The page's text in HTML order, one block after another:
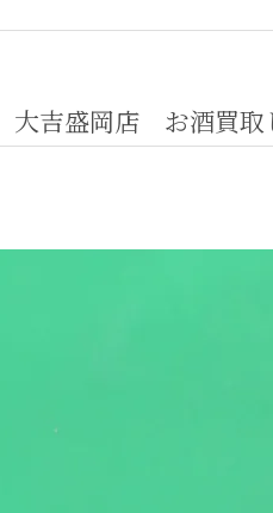
大吉盛岡店 お酒買取